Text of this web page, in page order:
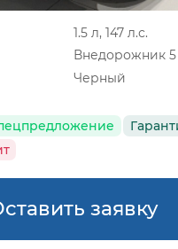
1.5 л, 147 л.с.
Внедорожник 5
Черный
заявку